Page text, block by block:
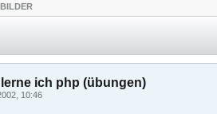
BILDER
ich php (übungen)
10:46